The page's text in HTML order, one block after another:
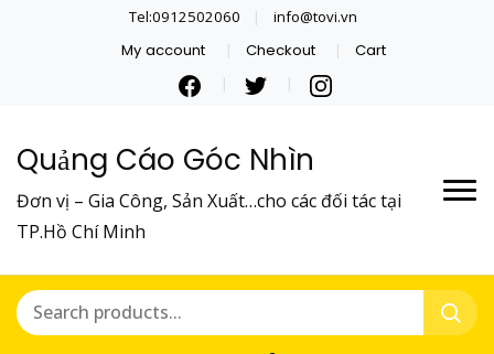
Tel:0912502060 info@tovi.vn
My account Checkout Cart
Quảng Cáo Góc Nhìn
Đơn vị – Gia Công, Sản Xuất…cho các đối tác tại
TP.Hồ Chí Minh